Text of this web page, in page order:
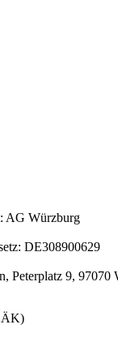
AG Würzburg
DE308900629
Peterplatz 9, 97070